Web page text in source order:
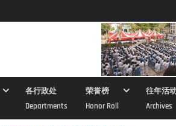
各行政处
Departments
荣誉榜
Honor Roll
往年活
Archives